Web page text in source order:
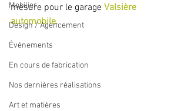
Mobilier
Design / Agencement
Évènements
En cours de fabrication
Nos dernières réalisations
Art et matières
mesure pour le garage Valsière
automobile.